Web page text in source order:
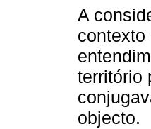
A
contexto
território
objecto.